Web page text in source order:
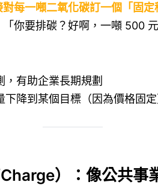
每一噸二氧化碳訂一個「固定
你要排碳？好啊，一噸 500
，有助企業長期規劃
降到某個目標（因為價格固定
）：像公共事